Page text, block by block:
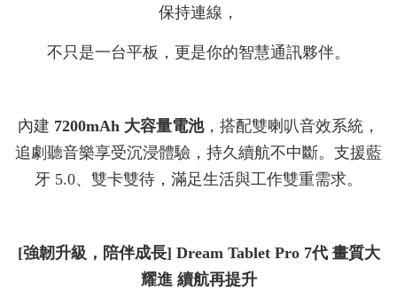
保持連線，
不只是一台平板，更是你的智慧通訊夥伴。
內建 7200mAh 大容量電池，搭配雙喇叭音效系統，
追劇聽音樂享受沉浸體驗，持久續航不中斷。支援藍
牙 5.0、雙卡雙待，滿足生活與工作雙重需求。
[強韌升級，陪伴成長] Dream Tablet Pro 7代 畫質大
耀進 續航再提升